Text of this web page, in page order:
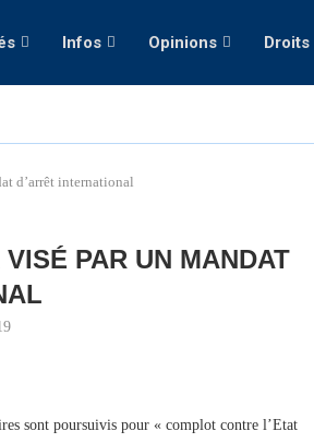
Infos Opinions Droits
d’arrêt international
PAR UN MANDAT
sont poursuivis pour « complot contre l’Etat